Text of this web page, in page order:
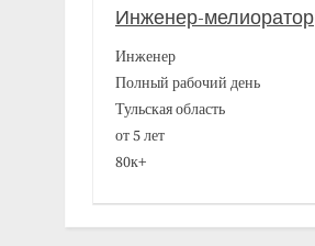
Инженер-мелиоратор
Инженер
Полный рабочий день
Тульская область
от 5 лет
80к+